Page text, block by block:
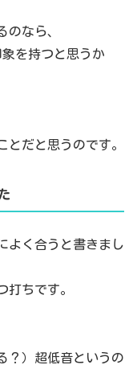
のなら、
を持つと思うか
とだと思うのです。
よく合うと書きまし
打ちです。
？）超低音というの